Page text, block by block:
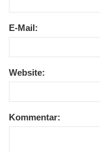
E-Mail:
Website:
Kommentar: